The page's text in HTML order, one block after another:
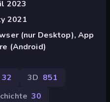
2023
2021
(nur Desktop), App
(Android)
32 3D 851
30